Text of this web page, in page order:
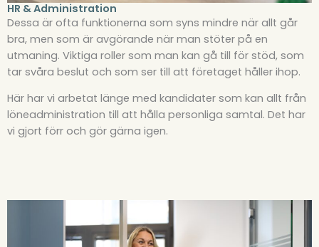
HR & Administration
Dessa är ofta funktionerna som syns mindre när allt går
bra, men som är avgörande när man stöter på en
utmaning. Viktiga roller som man kan gå till för stöd, som
tar svåra beslut och som ser till att företaget håller ihop.
Här har vi arbetat länge med kandidater som kan allt från
löneadministration till att hålla personliga samtal. Det har
vi gjort förr och gör gärna igen.